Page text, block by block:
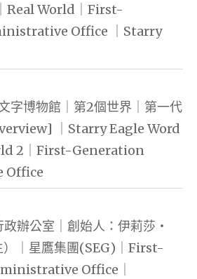
Real World｜First-
Office ｜Starry
字博物館｜第2個世界｜第一代
｜Starry Eagle Word
2｜First-Generation
Office
辦公室｜創始人：伊莉莎・
）｜星鷹集團(SEG)｜First-
Office｜